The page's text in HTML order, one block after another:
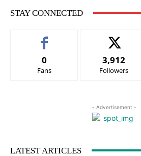
STAY CONNECTED
0
Fans
3,912
Followers
- Advertisement -
LATEST ARTICLES